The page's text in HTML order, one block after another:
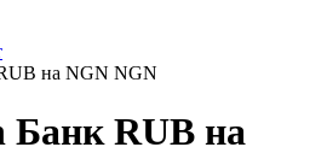
на NGN NGN
Банк RUB на